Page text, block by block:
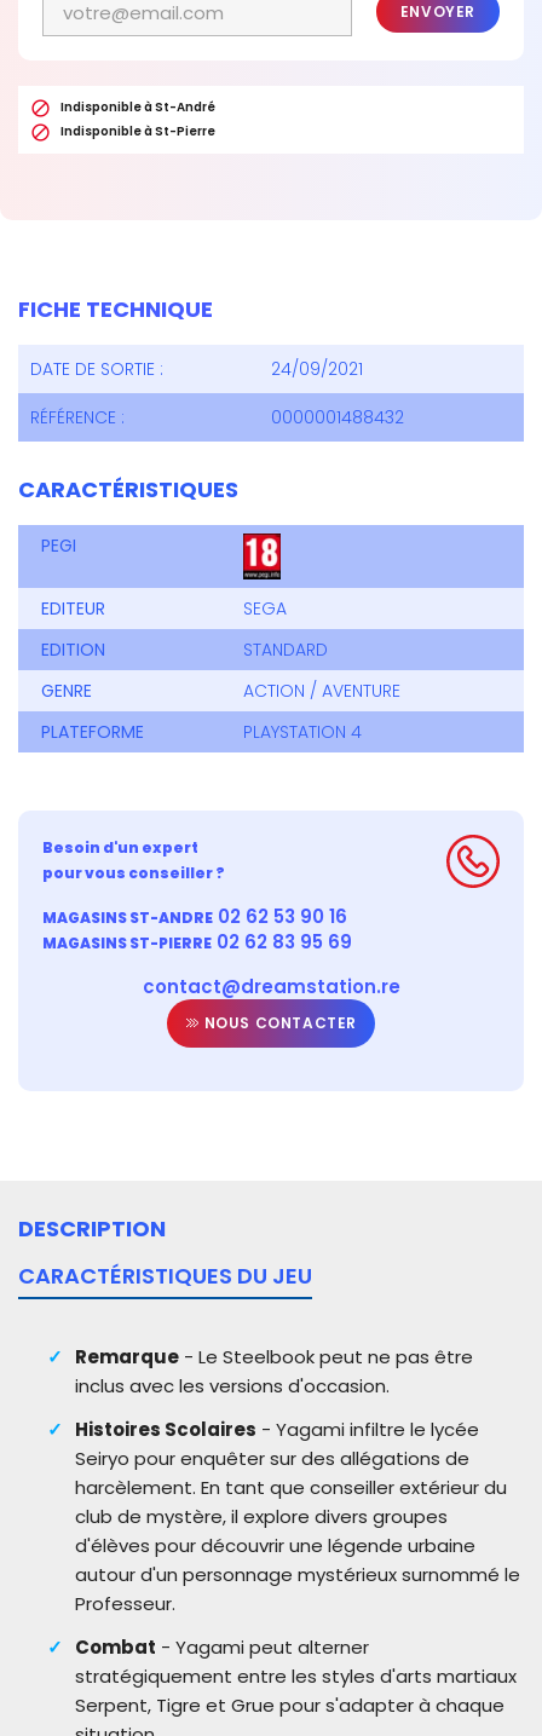
ENVOYER
 Indisponible à St-André
 Indisponible à St-Pierre
FICHE TECHNIQUE
DATE DE SORTIE :
24/09/2021
RÉFÉRENCE :
0000001488432
CARACTÉRISTIQUES
PEGI
EDITEUR
SEGA
EDITION
STANDARD
GENRE
ACTION / AVENTURE
PLATEFORME
PLAYSTATION 4
Besoin d'un expert
pour vous conseiller ?
MAGASINS ST-ANDRE 02 62 53 90 16
MAGASINS ST-PIERRE 02 62 83 95 69
contact@dreamstation.re
NOUS CONTACTER
DESCRIPTION
CARACTÉRISTIQUES DU JEU
Remarque- Le Steelbook peut ne pas être
inclus avec les versions d'occasion.
Histoires Scolaires - Yagami infiltre le lycée
Seiryo pour enquêter sur des allégations de
harcèlement. En tant que conseiller extérieur du
club de mystère, il explore divers groupes
d'élèves pour découvrir une légende urbaine
autour d'un personnage mystérieux surnommé le
Professeur.
Combat - Yagami peut alterner
stratégiquement entre les styles d'arts martiaux
Serpent, Tigre et Grue pour s'adapter à chaque